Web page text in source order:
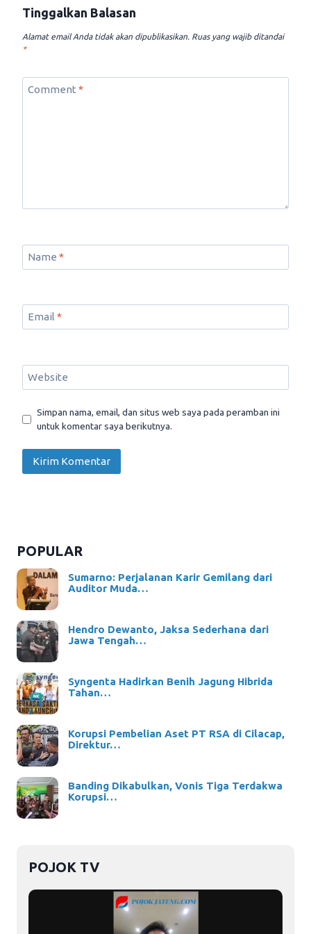
Tinggalkan Balasan
Alamat email Anda tidak akan dipublikasikan. Ruas yang wajib ditandai
*
Comment*
Name *
Email*
Website
Simpan nama, email, dan situs web saya pada peramban ini
untuk komentar saya berikutnya.
POPULAR
Sumarno: Perjalanan Karir Gemilang dari
Auditor Muda…
Hendro Dewanto, Jaksa Sederhana dari
Jawa Tengah…
Syngenta Hadirkan Benih Jagung Hibrida
Tahan…
Korupsi Pembelian Aset PT RSA di Cilacap,
Direktur…
Banding Dikabulkan, Vonis Tiga Terdakwa
Korupsi…
POJOK TV